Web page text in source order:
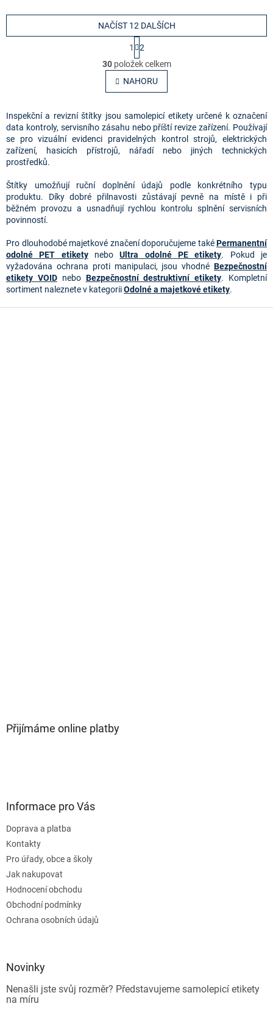
O
v
l
á
a
c
í
p
y
v
i
s
u
NAČÍST 12 DALŠÍCH
t
r
á
n
k
v
á
n
í
1
2
30položek celkem
NAHORU
Inspekční a revizní štítky jsou samolepicí etikety určené k označení
data kontroly, servisního zásahu nebo příští revize zařízení. Používají
se pro vizuální evidenci pravidelných kontrol strojů, elektrických
zařízení, hasicích přístrojů, nářadí nebo jiných technických
prostředků.
Štítky umožňují ruční doplnění údajů podle konkrétního typu
produktu. Díky dobré přilnavosti zůstávají pevně na místě i při
běžném provozu a usnadňují rychlou kontrolu splnění servisních
povinností.
Pro dlouhodobé majetkové značení doporučujeme takéPermanentní
odolné PET etiketyneboUltra odolné PE etikety. Pokud je
vyžadována ochrana proti manipulaci, jsou vhodné Bezpečnostní
etikety VOIDnebo Bezpečnostní destruktivní etikety. Kompletní
sortiment naleznete v kategoriiOdolné a majetkové etikety.
Přijímáme online platby
Informace pro Vás
Doprava a platba
Kontakty
Pro úřady, obce a školy
Jak nakupovat
Hodnocení obchodu
Obchodní podmínky
Ochrana osobních údajů
Novinky
Nenašli jste svůj rozměr? Představujeme samolepicí etikety
na míru